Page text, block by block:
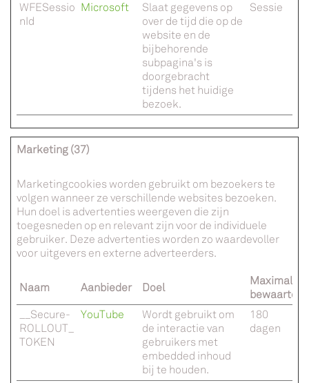
WFESessio
nId
Microsoft
Slaat gegevens op
over de tijd die op de
website en de
bijbehorende
subpagina's is
doorgebracht
tijdens het huidige
bezoek.
Sessie
Marketing (37)
Marketingcookies worden gebruikt om bezoekers te
volgen wanneer ze verschillende websites bezoeken.
Hun doel is advertenties weergeven die zijn
toegesneden op en relevant zijn voor de individuele
gebruiker. Deze advertenties worden zo waardevoller
voor uitgevers en externe adverteerders.
Naam Aanbieder Doel
Maximale
__Secure-
ROLLOUT_
TOKEN
YouTube
Wordt gebruikt om
de interactie van
gebruikers met
embedded inhoud
bij te houden.
180
dagen